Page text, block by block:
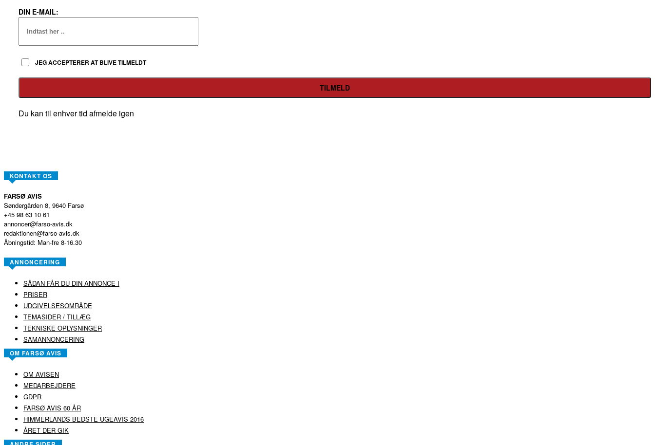
DIN E-MAIL:
JEG ACCEPTERER AT BLIVE TILMELDT
Du kan til enhver tid afmelde igen
KONTAKT OS
FARSØ AVIS
Søndergården 8, 9640 Farsø
+45 98 63 10 61
annoncer@farso-avis.dk
redaktionen@farso-avis.dk
Åbningstid: Man-fre 8-16.30
ANNONCERING
SÅDAN FÅR DU DIN ANNONCE I
PRISER
UDGIVELSESOMRÅDE
TEMASIDER / TILLÆG
TEKNISKE OPLYSNINGER
SAMANNONCERING
OM FARSØ AVIS
OM AVISEN
MEDARBEJDERE
GDPR
FARSØ AVIS 60 ÅR
HIMMERLANDS BEDSTE UGEAVIS 2016
ÅRET DER GIK